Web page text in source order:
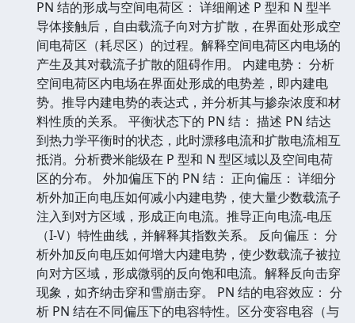
PN 结的形成与空间电荷区： 详细阐述 P 型和 N 型半
导体接触后，自由载流子向对方扩散，在界面处形成空
间电荷区（耗尽区）的过程。解释空间电荷区内电场的
产生及其对载流子扩散的阻碍作用。 内建电势： 分析
空间电荷区内电场在界面处形成的电势差，即内建电
势。推导内建电势的表达式，并分析其与掺杂浓度和材
料性质的关系。 平衡状态下的 PN 结： 描述 PN 结达
到热力学平衡时的状态，此时漂移电流和扩散电流相互
抵消。分析费米能级在 P 型和 N 型区域以及空间电荷
区的分布。 外加偏压下的 PN 结： 正向偏压： 详细分
析外加正向电压如何减小内建电势，使大量少数载流子
注入到对方区域，形成正向电流。推导正向电流-电压
（I-V）特性曲线，并解释其指数关系。 反向偏压： 分
析外加反向电压如何增大内建电势，使少数载流子被拉
向对方区域，形成微弱的反向饱和电流。解释反向击穿
现象，如齐纳击穿和雪崩击穿。 PN 结的电容效应： 分
析 PN 结在不同偏压下的电容特性。区分变容电容（与